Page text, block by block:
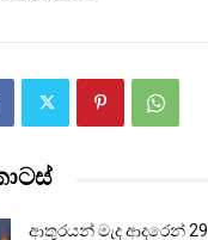
ආතුරයන් මැද ආදරෙන් 29